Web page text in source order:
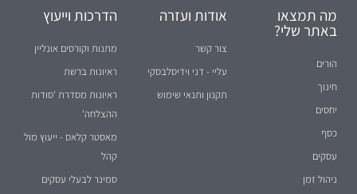
מה תמצאו
באתר שלי?
הורים
חינוך
יחסים
כסף
עסקים
ניהול זמן
אודות ועזרה
צור קשר
עליי - דני וידיסלבסקי
תקנון ותנאי שימוש
הדרכות וייעוץ
מתנות וקורסים אונליין
ראיונות ברשת
ראיונות מסדרת 'סודות
ההצלחה'
מאסטר קלאס - ייעוץ מול
קהל
סמינר לבעלי עסקים